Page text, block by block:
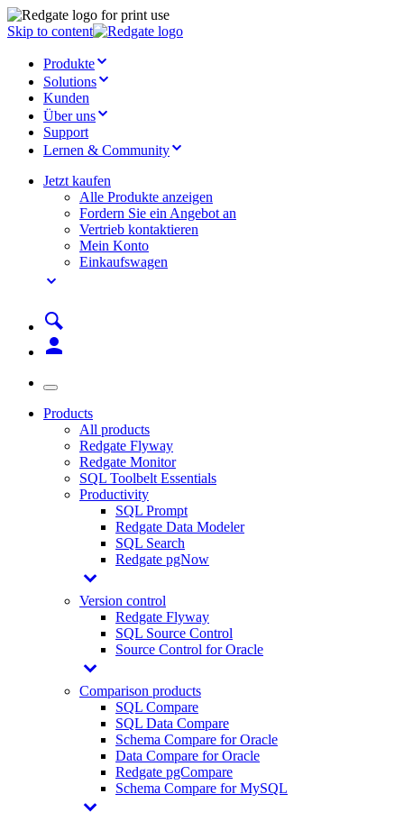
Skip to content
Produkte
Solutions
Kunden
Über uns
Support
Lernen & Community
Jetzt kaufen
Alle Produkte anzeigen
Fordern Sie ein Angebot an
Vertrieb kontaktieren
Mein Konto
Einkaufswagen
Products
All products
Redgate Flyway
Redgate Monitor
SQL Toolbelt Essentials
Productivity
SQL Prompt
Redgate Data Modeler
SQL Search
Redgate pgNow
Version control
Redgate Flyway
SQL Source Control
Source Control for Oracle
Comparison products
SQL Compare
SQL Data Compare
Schema Compare for Oracle
Data Compare for Oracle
Redgate pgCompare
Schema Compare for MySQL